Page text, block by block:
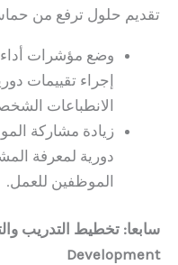
تقديم حلول ترفع من
وضع مؤشرات أداء
إجراء تقييمات
الانطباعات
زيادة مشاركة
دورية لمعرفة
الموظفين للعمل.
Development